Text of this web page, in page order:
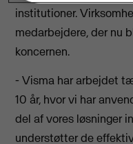
institutioner.
medarbejdere, der nu
koncernen.
- Visma har arbejdet
10 år, hvor vi har
del af vores løsninger
understøtter de